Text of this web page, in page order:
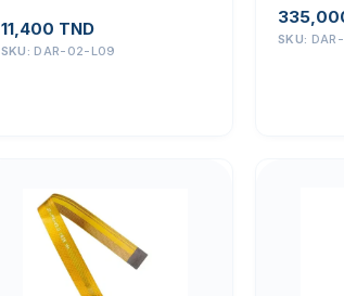
11,400 TND
SKU: DAR-02-L09
SKU: